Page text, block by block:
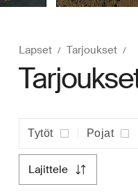
Lapset Tarjoukset
Tytöt Pojat
lajittele